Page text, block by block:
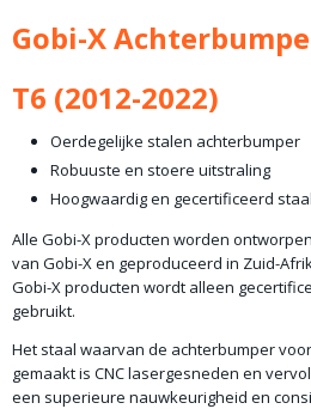
55,00 Kg
Gobi-X
T6 (2012-2022)
Oerdegelijke stalen achterbumper
Robuuste en stoere uitstraling
Hoogwaardig en gecertificeerd staal
Alle Gobi-X producten worden
van Gobi-X en geproduceerd in Zuid-
Gobi-X producten wordt alleen
gebruikt.
Het staal waarvan de achterbumper
gemaakt is CNC lasergesneden en
een superieure nauwkeurigheid en